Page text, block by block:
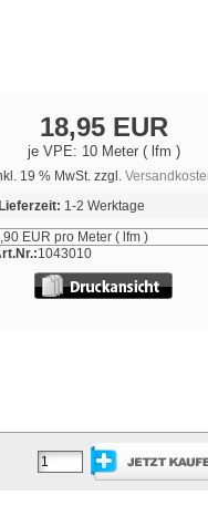
18,95 EUR
je VPE: 10 Meter ( lfm )
19 % MwSt. zzgl.
Lieferzeit: 1-2 Werktage
EUR pro Meter ( lfm )
1043010